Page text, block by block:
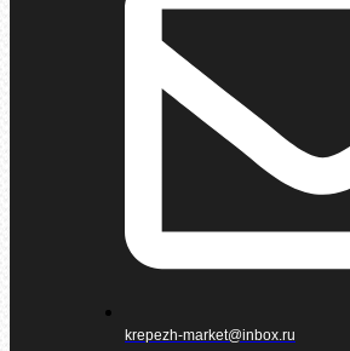
krepezh-market@inbox.ru